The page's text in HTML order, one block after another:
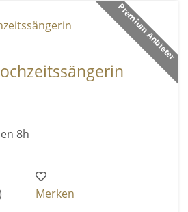
Premium Anbieter
8h
Merken